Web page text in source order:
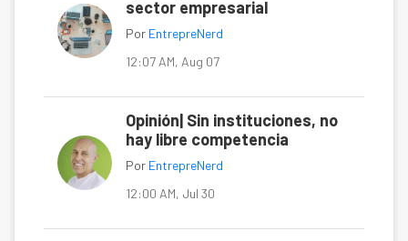
sector empresarial
Por EntrepreNerd
12:07 AM, Aug 07
Opinión| Sin instituciones, no
hay libre competencia
Por EntrepreNerd
12:00 AM, Jul 30